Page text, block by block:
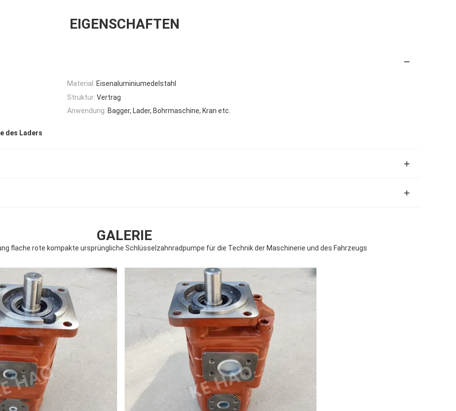
EIGENSCHAFTEN
Material: Eisenaluminiumedelstahl
Struktur: Vertrag
Anwendung: Bagger, Lader, Bohrmaschine, Kran etc.
des Laders
GALERIE
flache rote kompakte ursprüngliche Schlüsselzahnradpumpe für die Technik der Maschinerie und des Fahrzeugs